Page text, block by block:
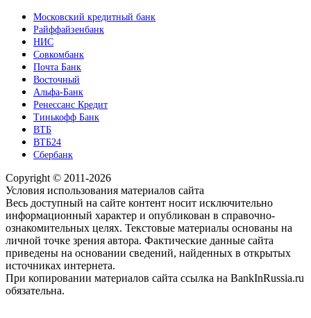
Московский кредитный банк
Райффайзенбанк
НИС
Совкомбанк
Почта Банк
Восточный
Альфа-Банк
Ренессанс Кредит
Тинькофф Банк
ВТБ
ВТБ24
Сбербанк
Copyright © 2011-2026
Условия использования материалов сайта
Весь доступный на сайте контент носит исключительно
информационный характер и опубликован в справочно-
ознакомительных целях. Текстовые материалы основаны на
личной точке зрения автора. Фактические данные сайта
приведены на основании сведений, найденных в открытых
источниках интернета.
При копировании материалов сайта ссылка на BankInRussia.ru
обязательна.